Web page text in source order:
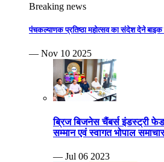
Breaking news
पंचकल्याणक प्रतिष्ठा महोत्सव का संदेश देने बाइक
— Nov 10 2025
ब्रिज बिजनेस चैंबर्स इंडस्ट्री
सम्मान एवं स्वागत भोपाल समाचार
— Jul 06 2023